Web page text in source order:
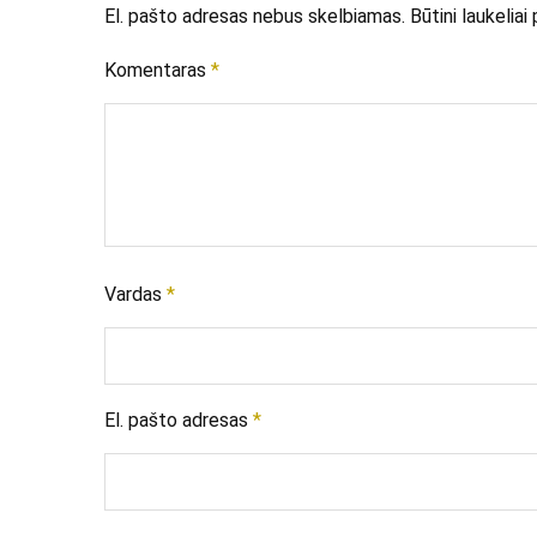
El. pašto adresas nebus skelbiamas. Būtini laukeliai
Komentaras *
Vardas *
El. pašto adresas *